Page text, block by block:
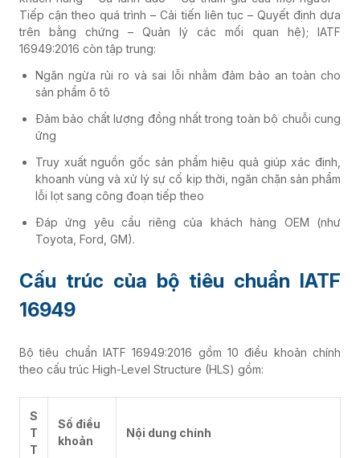
Tiếp cận theo quá trình – Cải tiến liên tục – Quyết định dựa
trên bằng chứng – Quản lý các mối quan hệ); IATF
16949:2016 còn tập trung:
Ngăn ngừa rủi ro và sai lỗi nhằm đảm bảo an toàn cho
sản phẩm ô tô
Đảm bảo chất lượng đồng nhất trong toàn bộ chuỗi cung
ứng
Truy xuất nguồn gốc sản phẩm hiệu quả giúp xác định,
khoanh vùng và xử lý sự cố kịp thời, ngăn chặn sản phẩm
lỗi lọt sang công đoạn tiếp theo
Đáp ứng yêu cầu riêng của khách hàng OEM (như
Toyota, Ford, GM).
Cấu trúc của bộ tiêu chuẩn IATF
16949
Bộ tiêu chuẩn IATF 16949:2016 gồm 10 điều khoản chính
theo cấu trúc High-Level Structure (HLS) gồm:
S
T
T
Số điều
khoản
Nội dung chính